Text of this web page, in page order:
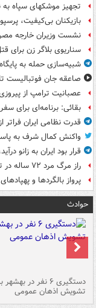
تجهیز موشکهای سپاه
بازیکنان بی‌کیفیت،
نشست وزیران خارجه
سناریوی بلاگر زن
شبیه‌سازی حمله به
صاعقه جان فوتبالیست
عصبانیت ترامپ از
بقائی: برنامه‌ای برای
قدرت نظامی ایران فراتر
واکنش کمال شرف به
قرار بود ایران به زانو
راز مرگ مرد ۷۲ ساله در تهرانپارس فاش شد
پرواز بالگردها و
حوادث
دستگیری ۶ نفر در
تشویش اذهان عمومی